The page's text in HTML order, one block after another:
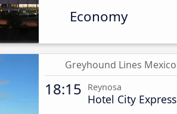
Economy
Greyhound Lines Mexico
18:15 Reynosa
Hotel City Express